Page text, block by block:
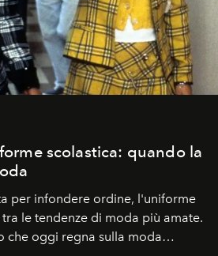
scolastica: quando la
per infondere ordine, l'uniforme
le tendenze di moda più amate.
che oggi regna sulla moda